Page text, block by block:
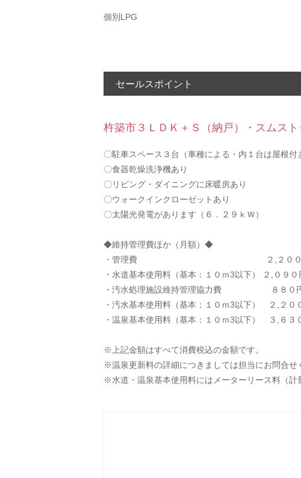
個別LPG
セールスポイント
杵築市３ＬＤＫ＋Ｓ（納戸）・スムスト
〇駐車スペース３台（車種による・内１台は屋根付
〇食器乾燥洗浄機あり
〇リビング・ダイニングに床暖房あり
〇ウォークインクローゼットあり
〇太陽光発電があります（６．２９ｋＷ）
◆維持管理費ほか（月額）◆
・管理費 ２,２００
・水道基本使用料（基本：１０ｍ3以下） ２,０９０
・汚水処理施設維持管理協力費 ８８０
・汚水基本使用料（基本：１０ｍ3以下） ２,２０
・温泉基本使用料（基本：１０ｍ3以下） ３,６３
※上記金額はすべて消費税込の金額です。
※温泉更新料の詳細につきましては担当にお問合せ
※水道・温泉基本使用料にはメーターリース料（計